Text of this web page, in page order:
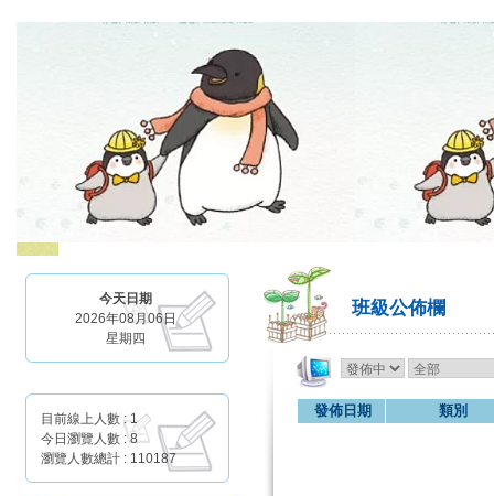
今天日期
2026年08月06日
星期四
目前線上人數 : 1
今日瀏覽人數 : 8
瀏覽人數總計 : 110187
班級公佈欄
發佈日期 類別